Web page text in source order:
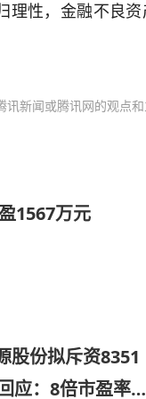
理性，金融不良
新闻或腾讯网的观点和
1567万元
股份拟斥资8351
应：8倍市盈率定